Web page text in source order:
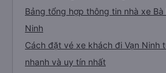
Bảng tổng hợp thông tin nhà xe Bà
Ninh
Cách đặt vé xe khách đi Vạn Ninh
nhanh và uy tín nhất